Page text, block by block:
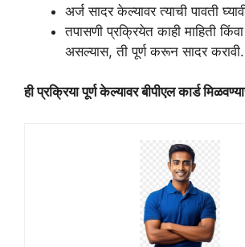
अर्ज सादर केल्यावर त्याची पावती
तपासणी प्रक्रियेत काही माहिती
असल्यास, ती पूर्ण करून सादर करावी.
ही प्रक्रिया पूर्ण केल्यावर बीपीएल कार्ड